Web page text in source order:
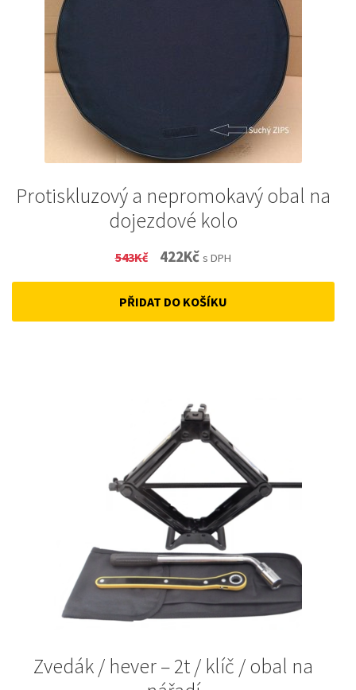
Protiskluzový a nepromokavý obal na
dojezdové kolo
543Kč
Original
price
was:
422KčCurrent
price
is:
s DPH
PŘIDAT DO KOŠÍKU
Zvedák / hever – 2t / klíč / obal na